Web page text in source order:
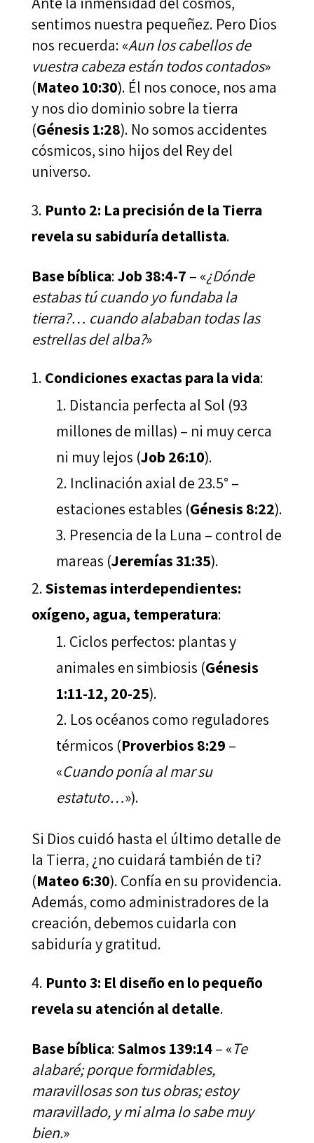
sentimos nuestra pequeñez. Pero Dios
nos recuerda: «Aun los cabellos de
vuestra cabeza están todos contados»
(Mateo 10:30). Él nos conoce, nos ama
y nos dio dominio sobre la tierra
(Génesis 1:28). No somos accidentes
cósmicos, sino hijos del Rey del
universo.
Punto 2: La precisión de la Tierra
revela su sabiduría detallista.
Base bíblica:Job 38:4-7 – «¿Dónde
estabas tú cuando yo fundaba la
tierra?… cuando alababan todas las
estrellas del alba?»
Condiciones exactas para la vida:
Distancia perfecta al Sol (93
millones de millas) – ni muy cerca
ni muy lejos (Job 26:10).
Inclinación axial de 23.5° –
estaciones estables (Génesis 8:22).
Presencia de la Luna – control de
mareas (Jeremías 31:35).
Sistemas interdependientes:
oxígeno, agua, temperatura:
Ciclos perfectos: plantas y
animales en simbiosis (Génesis
1:11-12, 20-25).
Los océanos como reguladores
térmicos (Proverbios 8:29 –
«Cuando ponía al mar su
estatuto…»).
Si Dios cuidó hasta el último detalle de
la Tierra, ¿no cuidará también de ti?
(Mateo 6:30). Confía en su providencia.
Además, como administradores de la
creación, debemos cuidarla con
sabiduría y gratitud.
Punto 3: El diseño en lo pequeño
revela su atención al detalle.
Base bíblica:Salmos 139:14– «Te
alabaré; porque formidables,
maravillosas son tus obras; estoy
maravillado, y mi alma lo sabe muy
bien.»